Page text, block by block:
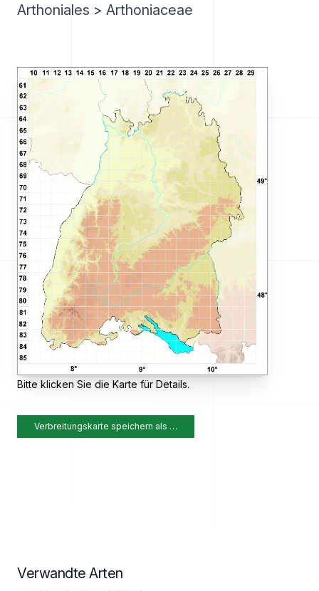
Arthoniales > Arthoniaceae
Bitte klicken Sie die Karte für Details.
Verbreitungskarte speichern als …
Verwandte Arten